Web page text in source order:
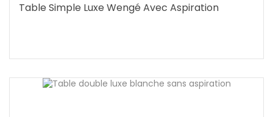
Table Simple Luxe Wengé Avec Aspiration